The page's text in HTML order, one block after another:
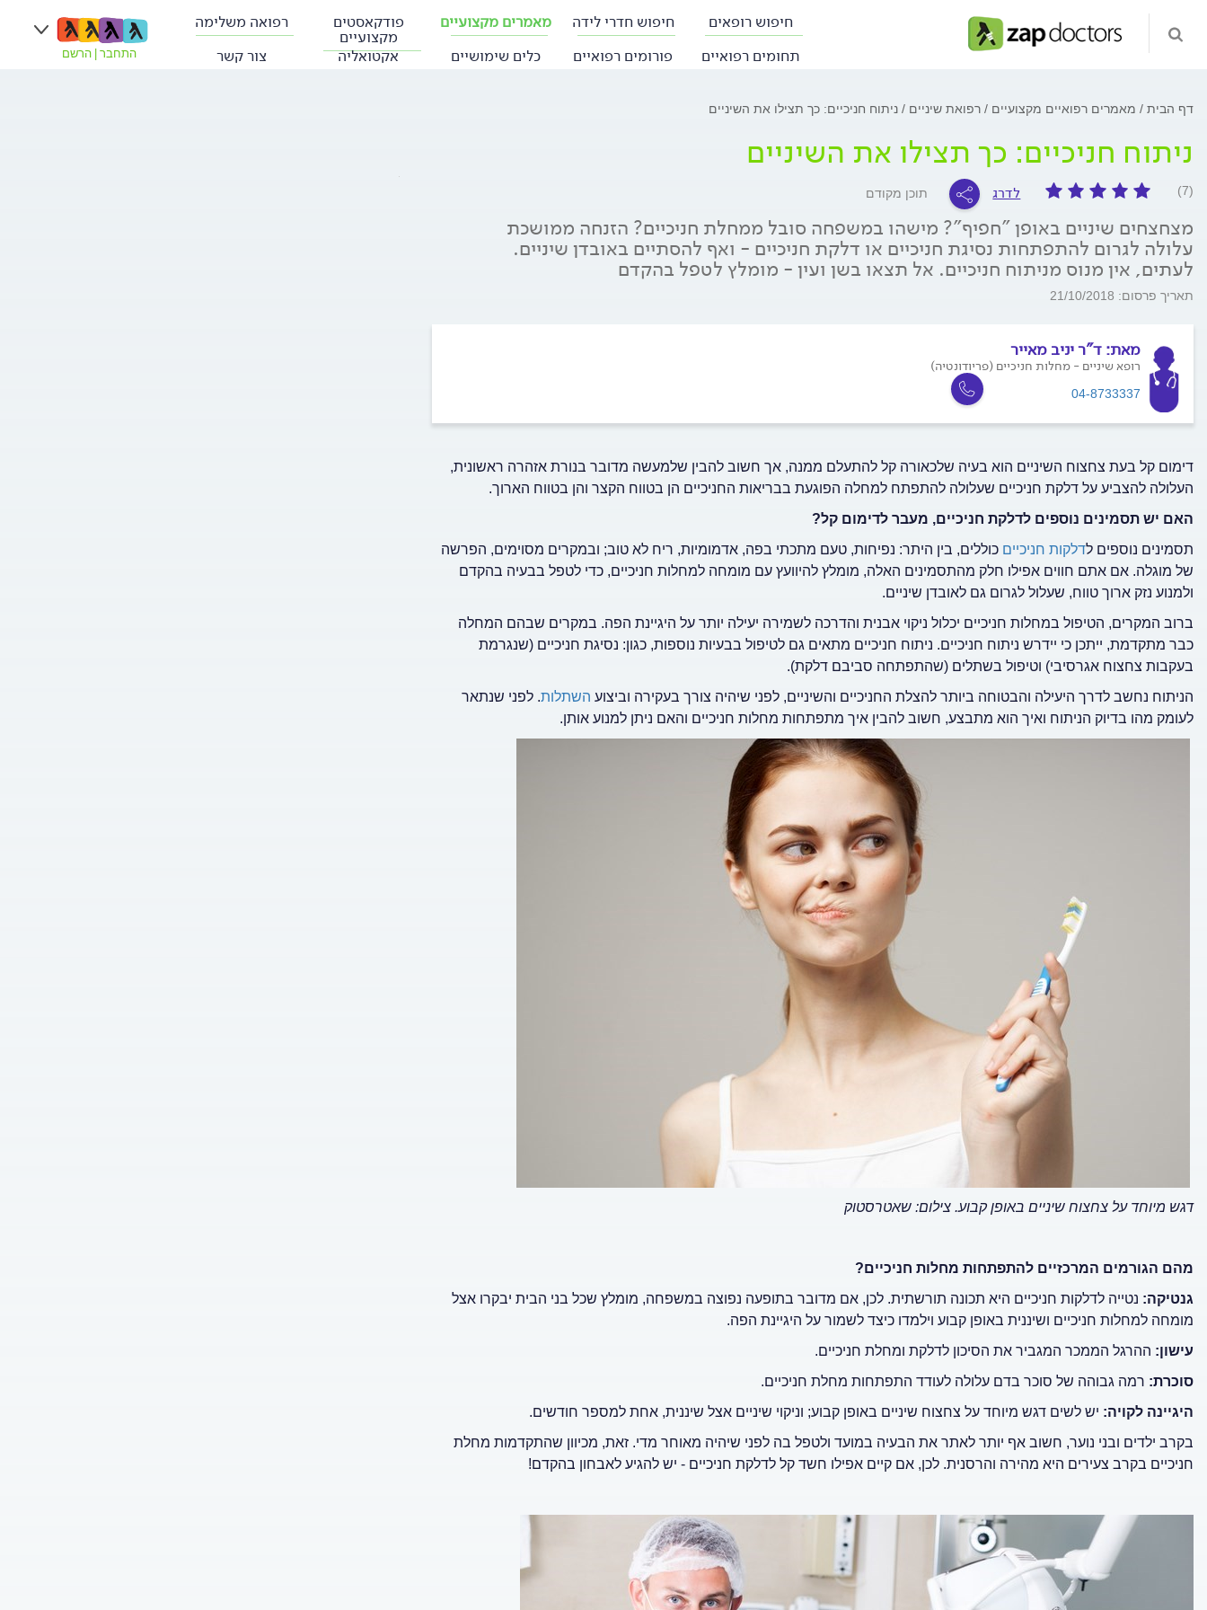
חיפוש רופאים חיפוש חדרי לידה מאמרים מקצועיים פודקאסטים
מקצועיים
רפואה משלימה
תחומים רפואיים
פורומים רפואיים כלים שימושיים אקטואליה צור קשר התחבר הרשם
דף הבית מאמרים רפואיים מקצועיים רפואת שיניים ניתוח חניכיים: כך תצילו את השיניים
ניתוח חניכיים: כך תצילו את השיניים
(7) לדרג תוכן מקודם
מצחצחים שיניים באופן "חפיף"? מישהו במשפחה סובל ממחלת חניכיים? הזנחה ממושכת
עלולה לגרום להתפתחות נסיגת חניכיים או דלקת חניכיים - ואף להסתיים באובדן שיניים.
לעתים, אין מנוס מניתוח חניכיים. אל תצאו בשן ועין - מומלץ לטפל בהקדם
תאריך פרסום: 21/10/2018
מאת: ד"ר יניב מאייר
רופא שיניים - מחלות חניכיים (פריודונטיה)
04-8733337
דימום קל בעת צחצוח השיניים הוא בעיה שלכאורה קל להתעלם ממנה, אך חשוב להבין שלמעשה מדובר בנורת אזהרה ראשונית,
העלולה להצביע על דלקת חניכיים שעלולה להתפתח למחלה הפוגעת בבריאות החניכיים הן בטווח הקצר והן בטווח הארוך.
האם יש תסמינים נוספים לדלקת חניכיים, מעבר לדימום קל?
תסמינים נוספים לדלקות חניכיים כוללים, בין היתר: נפיחות, טעם מתכתי בפה, אדמומיות, ריח לא טוב; ובמקרים מסוימים, הפרשה
של מוגלה. אם אתם חווים אפילו חלק מהתסמינים האלה, מומלץ להיוועץ עם מומחה למחלות חניכיים, כדי לטפל בבעיה בהקדם
ולמנוע נזק ארוך טווח, שעלול לגרום גם לאובדן שיניים.
ברוב המקרים, הטיפול במחלות חניכיים יכלול ניקוי אבנית והדרכה לשמירה יעילה יותר על היגיינת הפה. במקרים שבהם המחלה
כבר מתקדמת, ייתכן כי יידרש ניתוח חניכיים. ניתוח חניכיים מתאים גם לטיפול בבעיות נוספות, כגון: נסיגת חניכיים (שנגרמת
בעקבות צחצוח אגרסיבי) וטיפול בשתלים (שהתפתחה סביבם דלקת).
הניתוח נחשב לדרך היעילה והבטוחה ביותר להצלת החניכיים והשיניים, לפני שיהיה צורך בעקירה וביצוע השתלות. לפני שנתאר
לעומק מהו בדיוק הניתוח ואיך הוא מתבצע, חשוב להבין איך מתפתחות מחלות חניכיים והאם ניתן למנוע אותן.
דגש מיוחד על צחצוח שיניים באופן קבוע. צילום: שאטרסטוק
מהם הגורמים המרכזיים להתפתחות מחלות חניכיים?
גנטיקה: נטייה לדלקות חניכיים היא תכונה תורשתית. לכן, אם מדובר בתופעה נפוצה במשפחה, מומלץ שכל בני הבית יבקרו אצל
מומחה למחלות חניכיים ושיננית באופן קבוע וילמדו כיצד לשמור על היגיינת הפה.
עישון: ההרגל הממכר המגביר את הסיכון לדלקת ומחלת חניכיים.
סוכרת: רמה גבוהה של סוכר בדם עלולה לעודד התפתחות מחלת חניכיים.
היגיינה לקויה: יש לשים דגש מיוחד על צחצוח שיניים באופן קבוע; וניקוי שיניים אצל שיננית, אחת למספר חודשים.
בקרב ילדים ובני נוער, חשוב אף יותר לאתר את הבעיה במועד ולטפל בה לפני שיהיה מאוחר מדי. זאת, מכיוון שהתקדמות מחלת
חניכיים בקרב צעירים היא מהירה והרסנית. לכן, אם קיים אפילו חשד קל לדלקת חניכיים - יש להגיע לאבחון בהקדם!